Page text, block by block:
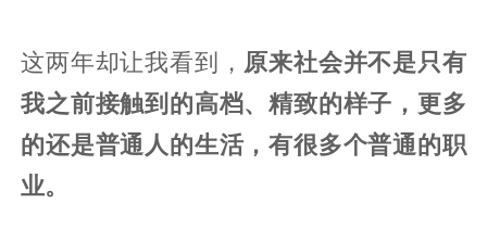
这两年却让我看到， 原来社会并不是只有
我之前接触到的高档、精致的样子，更多
的还是普通人的生活，有很多个普通的职
业。